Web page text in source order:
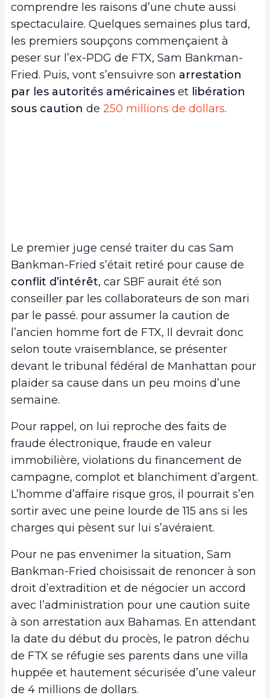
comprendre les raisons d’une chute aussi
spectaculaire. Quelques semaines plus tard,
les premiers soupçons commençaient à
peser sur l’ex-PDG de FTX, Sam Bankman-
Fried. Puis, vont s’ensuivre son arrestation
par les autorités américaines et libération
sous caution de 250 millions de dollars.
Le premier juge censé traiter du cas Sam
Bankman-Fried s’était retiré pour cause de
conflit d’intérêt, car SBF aurait été son
conseiller par les collaborateurs de son mari
par le passé. pour assumer la caution de
l’ancien homme fort de FTX, Il devrait donc
selon toute vraisemblance, se présenter
devant le tribunal fédéral de Manhattan pour
plaider sa cause dans un peu moins d’une
semaine.
Pour rappel, on lui reproche des faits de
fraude électronique, fraude en valeur
immobilière, violations du financement de
campagne, complot et blanchiment d’argent.
L’homme d’affaire risque gros, il pourrait s’en
sortir avec une peine lourde de 115 ans si les
charges qui pèsent sur lui s’avéraient.
Pour ne pas envenimer la situation, Sam
Bankman-Fried choisissait de renoncer à son
droit d’extradition et de négocier un accord
avec l’administration pour une caution suite
à son arrestation aux Bahamas. En attendant
la date du début du procès, le patron déchu
de FTX se réfugie ses parents dans une villa
huppée et hautement sécurisée d’une valeur
de 4 millions de dollars.